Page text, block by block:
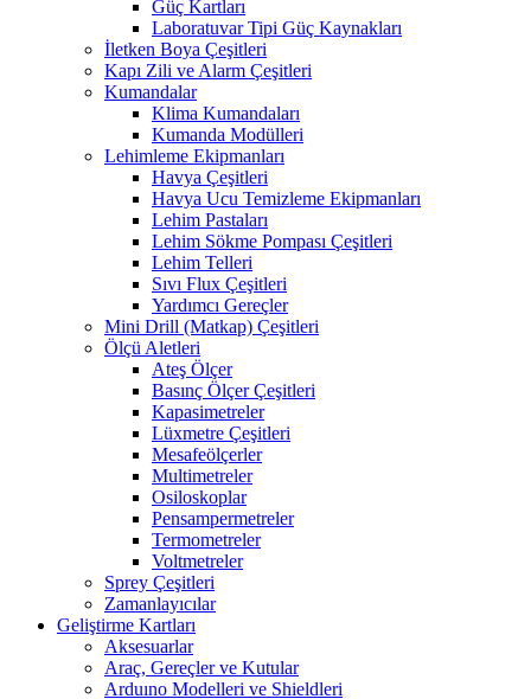
Güç Kartları
Laboratuvar Tipi Güç Kaynakları
İletken Boya Çeşitleri
Kapı Zili ve Alarm Çeşitleri
Kumandalar
Klima Kumandaları
Kumanda Modülleri
Lehimleme Ekipmanları
Havya Çeşitleri
Havya Ucu Temizleme Ekipmanları
Lehim Pastaları
Lehim Sökme Pompası Çeşitleri
Lehim Telleri
Sıvı Flux Çeşitleri
Yardımcı Gereçler
Mini Drill (Matkap) Çeşitleri
Ölçü Aletleri
Ateş Ölçer
Basınç Ölçer Çeşitleri
Kapasimetreler
Lüxmetre Çeşitleri
Mesafeölçerler
Multimetreler
Osiloskoplar
Pensampermetreler
Termometreler
Voltmetreler
Sprey Çeşitleri
Zamanlayıcılar
Geliştirme Kartları
Aksesuarlar
Araç, Gereçler ve Kutular
Arduıno Modelleri ve Shieldleri